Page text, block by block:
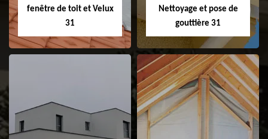
fenêtre de toit et Velux
31
Pose et
changement de
Nettoyage et pose de
gouttière 31
Nettoyage et pose